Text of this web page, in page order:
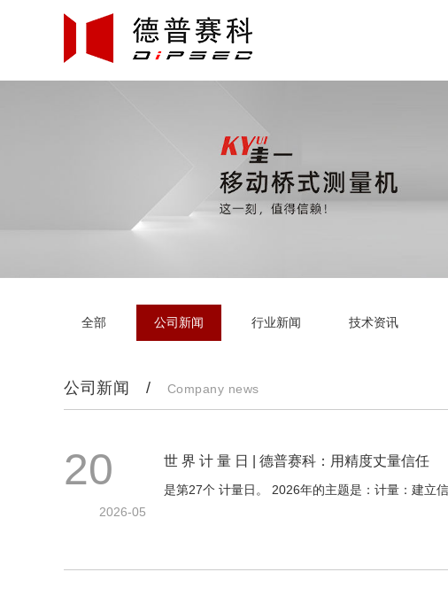
全部 公司新闻 行业新闻 技术资讯
公司新闻 / Company news
20
2026-05
世 界 计 量 日 | 德普赛科：用精度丈量信任
是第27个 计量日。 2026年的主题是：计量：建立信